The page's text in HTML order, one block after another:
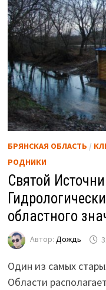
БРЯНСКАЯ ОБЛАСТЬ /
РОДНИКИ
Святой
областного
Автор: Дождь
Один из самых
Области